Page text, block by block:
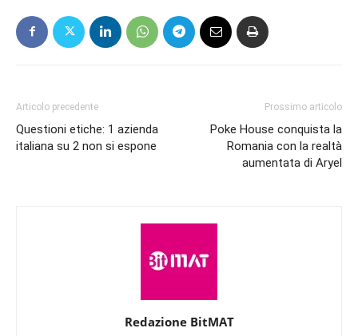
Articolo precedente
Questioni etiche: 1 azienda
italiana su 2 non si espone
Prossimo articolo
Poke House conquista la
Romania con la realtà
aumentata di Aryel
Redazione BitMAT